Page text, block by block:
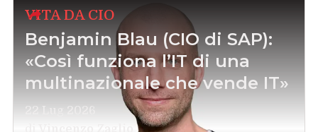
VITA DA CIO
Benjamin Blau (CIO di SAP):
«Così funziona l’IT di una
multinazionale che vende IT»